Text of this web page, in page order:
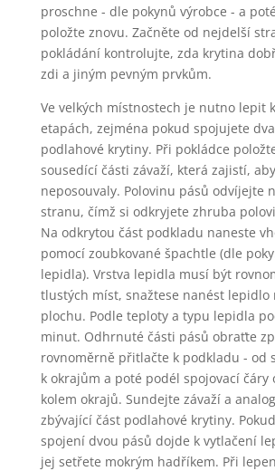
proschne - dle pokynů výrobce - a
položte znovu. Začněte od nejdelší
pokládání kontrolujte, zda krytina
zdi a jiným pevným prvkům.
Ve velkých místnostech je nutno lepit
etapách, zejména pokud spojujete
podlahové krytiny. Při pokládce
sousedící části závaží, která zajistí,
neposouvaly. Polovinu pásů odvíjejte
stranu, čímž si odkryjete zhruba
Na odkrytou část podkladu naneste
pomocí zoubkované špachtle (dle
lepidla). Vrstva lepidla musí být
tlustých míst, snažtese nanést lepidlo
plochu. Podle teploty a typu lepidla
minut. Odhrnuté části pásů obraťte
rovnoměrně přitlačte k podkladu - od
k okrajům a poté podél spojovací čáry
kolem okrajů. Sundejte závaží a
zbývající část podlahové krytiny.
spojení dvou pásů dojde k vytlačení
jej setřete mokrým hadříkem. Při